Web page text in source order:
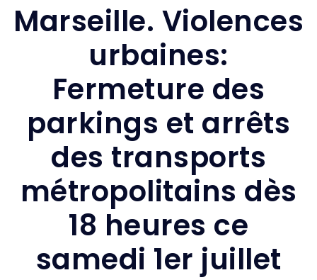
Marseille. Violences
urbaines:
Fermeture des
parkings et arrêts
des transports
métropolitains dès
18 heures ce
samedi 1er juillet